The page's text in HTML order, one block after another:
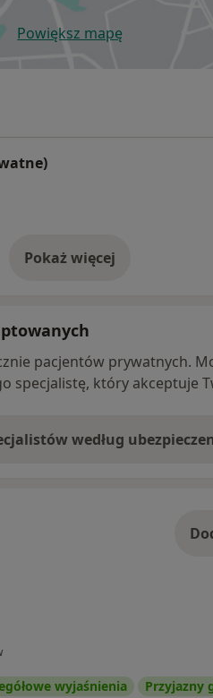
Powiększ mapęotwiera się w nowej
Pokaż więcej
o adresie
pacjentów prywatnych.
specjalistę, który akceptuje
według
wyjaśnienia Przyjazny